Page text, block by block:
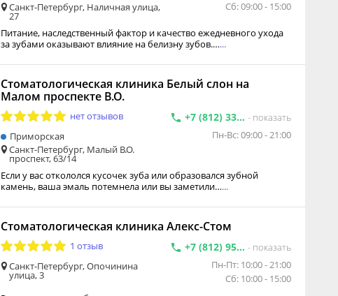
Санкт-Петербург, Наличная улица,
27
Сб: 09:00 - 15:00
Питание, наследственный фактор и качество ежедневного ухода
за зубами оказывают влияние на белизну зубов.…...
Стоматологическая клиника Белый слон на
Малом проспекте В.О.
нет отзывов
Приморская
Санкт-Петербург, Малый В.О.
проспект, 63/14
+7 (812) 33... - показать
Пн-Вс: 09:00 - 21:00
Если у вас откололся кусочек зуба или образовался зубной
камень, ваша эмаль потемнела или вы заметили…...
Стоматологическая клиника Алекс-Стом
1 отзыв
Санкт-Петербург, Опочинина
улица, 3
+7 (812) 95... - показать
Пн-Пт: 10:00 - 21:00
Сб: 10:00 - 15:00